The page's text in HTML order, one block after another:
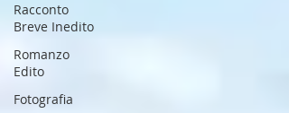
Racconto
Breve Inedito
Romanzo
Edito
Fotografia